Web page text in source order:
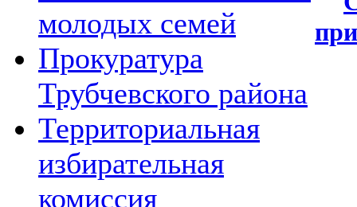
молодых семей
Прокуратура
Трубчевского района
Территориальная
избирательная
комиссия